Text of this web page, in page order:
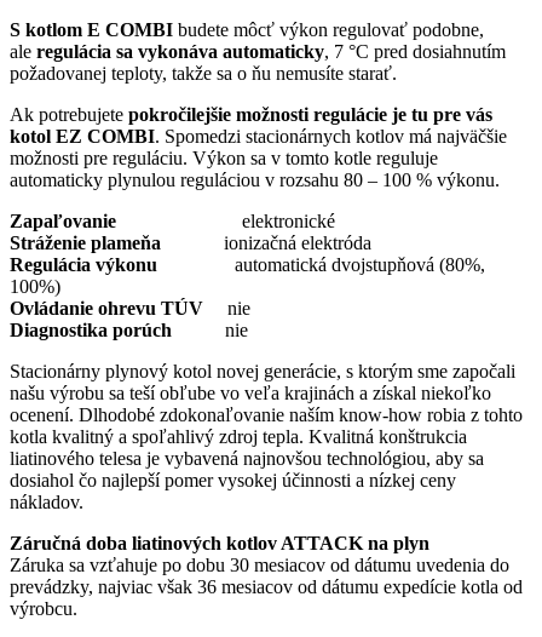
S kotlom E COMBI budete môcť výkon regulovať podobne,
ale regulácia sa vykonáva automaticky, 7 °C pred dosiahnutím
požadovanej teploty, takže sa o ňu nemusíte starať.
Ak potrebujete pokročilejšie možnosti regulácie je tu pre vás
kotol EZ COMBI. Spomedzi stacionárnych kotlov má najväčšie
možnosti pre reguláciu. Výkon sa v tomto kotle reguluje
automaticky plynulou reguláciou v rozsahu 80 – 100 % výkonu.
Zapaľovanie elektronické
Stráženie plameňa ionizačná elektróda
Regulácia výkonu automatická dvojstupňová (80%,
100%)
Ovládanie ohrevu TÚV nie
Diagnostika porúch nie
Stacionárny plynový kotol novej generácie, s ktorým sme započali
našu výrobu sa teší obľube vo veľa krajinách a získal niekoľko
ocenení. Dlhodobé zdokonaľovanie naším know-how robia z tohto
kotla kvalitný a spoľahlivý zdroj tepla. Kvalitná konštrukcia
liatinového telesa je vybavená najnovšou technológiou, aby sa
dosiahol čo najlepší pomer vysokej účinnosti a nízkej ceny
nákladov.
Záručná doba liatinových kotlov ATTACK na plyn
Záruka sa vzťahuje po dobu 30 mesiacov od dátumu uvedenia do
prevádzky, najviac však 36 mesiacov od dátumu expedície kotla od
výrobcu.